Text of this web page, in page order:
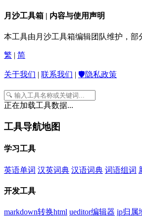
月沙工具箱 | 内容与使用声明
本工具由月沙工具箱编辑团队维护，部
繁 简
关于我们 联系我们 🛡️隐私政策
正在加载工具数据...
工具导航地图
学习工具
英语单词 汉英词典 汉语词典 词语组词
开发工具
markdown转换html ueditor编辑器 ip归属